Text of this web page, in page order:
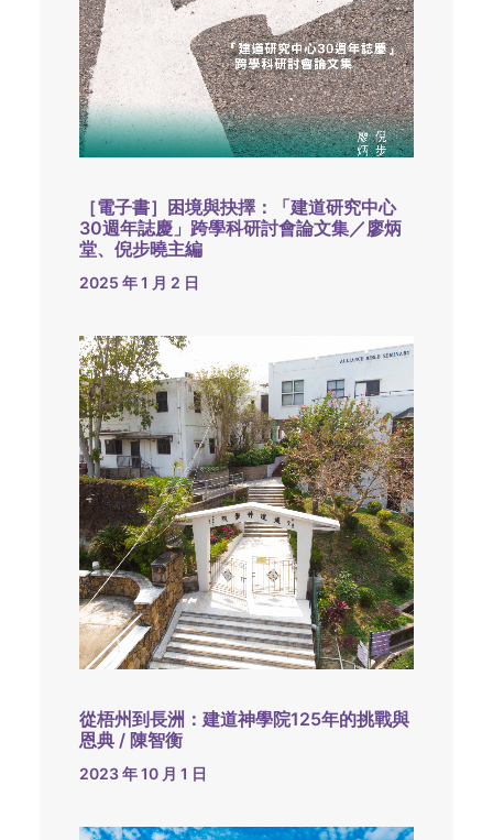
［電子書］困境與抉擇：「建道研究中心
30週年誌慶」跨學科研討會論文集／廖炳
堂、倪步曉主編
2025 年 1 月 2 日
從梧州到長洲：建道神學院125年的挑戰與
恩典 / 陳智衡
2023 年 10 月 1 日